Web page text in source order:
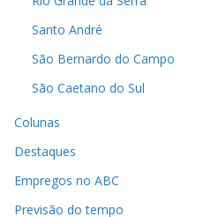
Santo André
São Bernardo do Campo
São Caetano do Sul
Colunas
Destaques
Empregos no ABC
Previsão do tempo